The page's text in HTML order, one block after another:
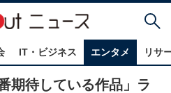
IT・ビジネス エンタメ リサ
期待している作品」ラ